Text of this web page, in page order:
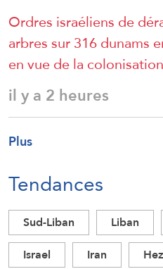
Ordres israéliens de
arbres sur 316 dunams
en vue de la colonisation
il y a 2 heures
Plus
Tendances
Sud-Liban Liban
Israel
Iran